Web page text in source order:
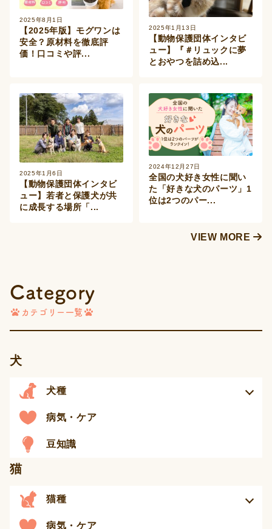
2025年8月1日
【2025年版】モグワンは
安全？原材料を徹底評
価！口コミや評...
2025年1月13日
【動物保護団体インタビ
ュー】『＃リュックに夢
とおやつを詰め込...
2025年1月6日
【動物保護団体インタビ
ュー】若者と保護犬が共
に成長する場所「...
2024年12月27日
全国の犬好き女性に聞い
た「好きな犬のパーツ」1
位は2つのパー...
VIEW MORE
Category
カテゴリー一覧
犬
犬種
病気・ケア
豆知識
猫
猫種
病気・ケア